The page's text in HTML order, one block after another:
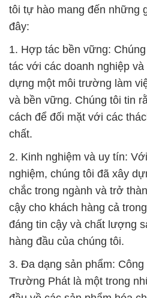
tôi tự hào mang đến những
đây:
1. Hợp tác bền vững:
tác với các doanh nghiệp
dựng một môi trường làm
và bền vững. Chúng tôi tin
cách để đối mặt với các
chất.
2. Kinh nghiệm và uy tín:
nghiệm, chúng tôi đã xây
chắc trong ngành và trở
cậy cho khách hàng cả
đáng tin cậy và chất lượng
hàng đầu của chúng tôi.
3. Đa dạng sản phẩm:
Trường Phát là một trong